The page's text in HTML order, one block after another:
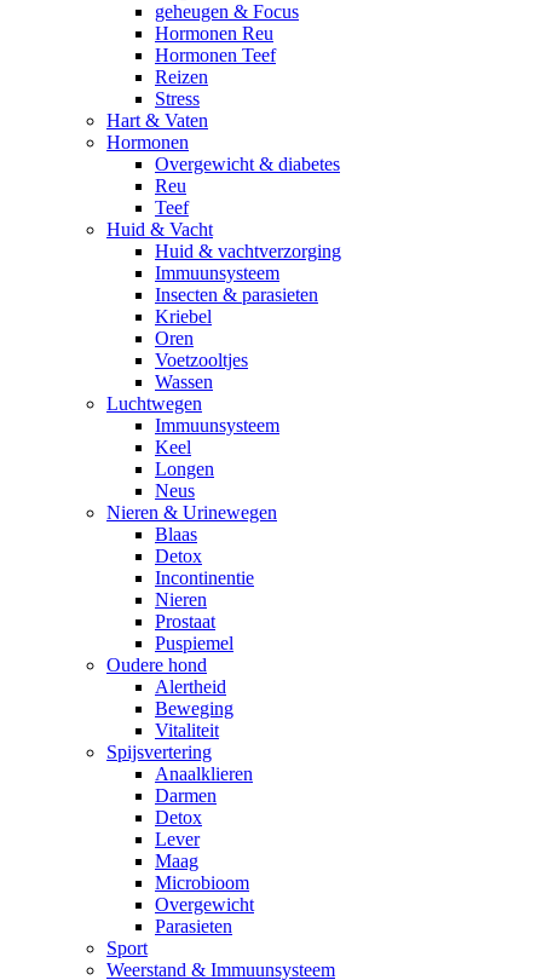
geheugen & Focus
Hormonen Reu
Hormonen Teef
Reizen
Stress
Hart & Vaten
Hormonen
Overgewicht & diabetes
Reu
Teef
Huid & Vacht
Huid & vachtverzorging
Immuunsysteem
Insecten & parasieten
Kriebel
Oren
Voetzooltjes
Wassen
Luchtwegen
Immuunsysteem
Keel
Longen
Neus
Nieren & Urinewegen
Blaas
Detox
Incontinentie
Nieren
Prostaat
Puspiemel
Oudere hond
Alertheid
Beweging
Vitaliteit
Spijsvertering
Anaalklieren
Darmen
Detox
Lever
Maag
Microbioom
Overgewicht
Parasieten
Sport
Weerstand & Immuunsysteem